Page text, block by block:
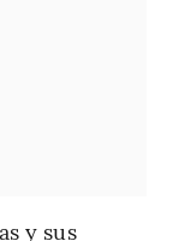
y sus